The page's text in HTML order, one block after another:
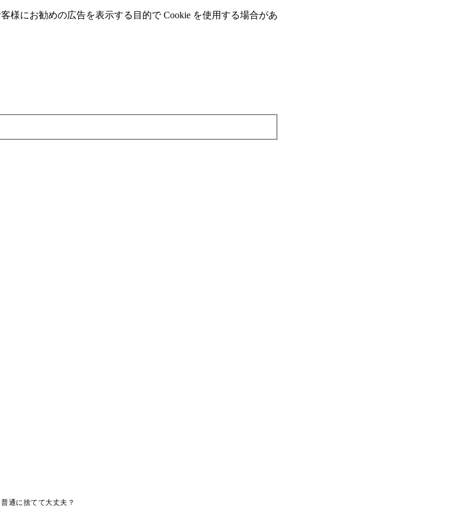
様にお勧めの広告を表⽰する⽬的で Cookie を使⽤する場合があ
通に捨てて大丈夫？